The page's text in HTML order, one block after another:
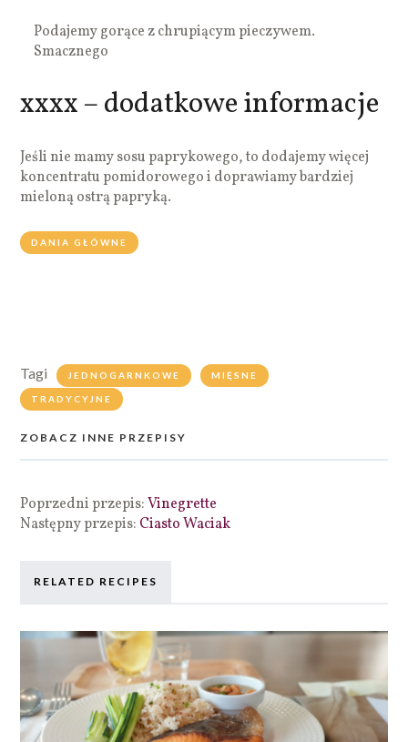
Podajemy gorące z chrupiącym pieczywem.
Smacznego
xxxx – dodatkowe informacje
Jeśli nie mamy sosu paprykowego, to dodajemy więcej
koncentratu pomidorowego i doprawiamy bardziej
mieloną ostrą papryką.
DANIA GŁÓWNE
Tagi JEDNOGARNKOWE MIĘSNE
TRADYCYJNE
ZOBACZ INNE PRZEPISY
Poprzedni przepis:Vinegrette
Następny przepis: Ciasto Waciak
RELATED RECIPES